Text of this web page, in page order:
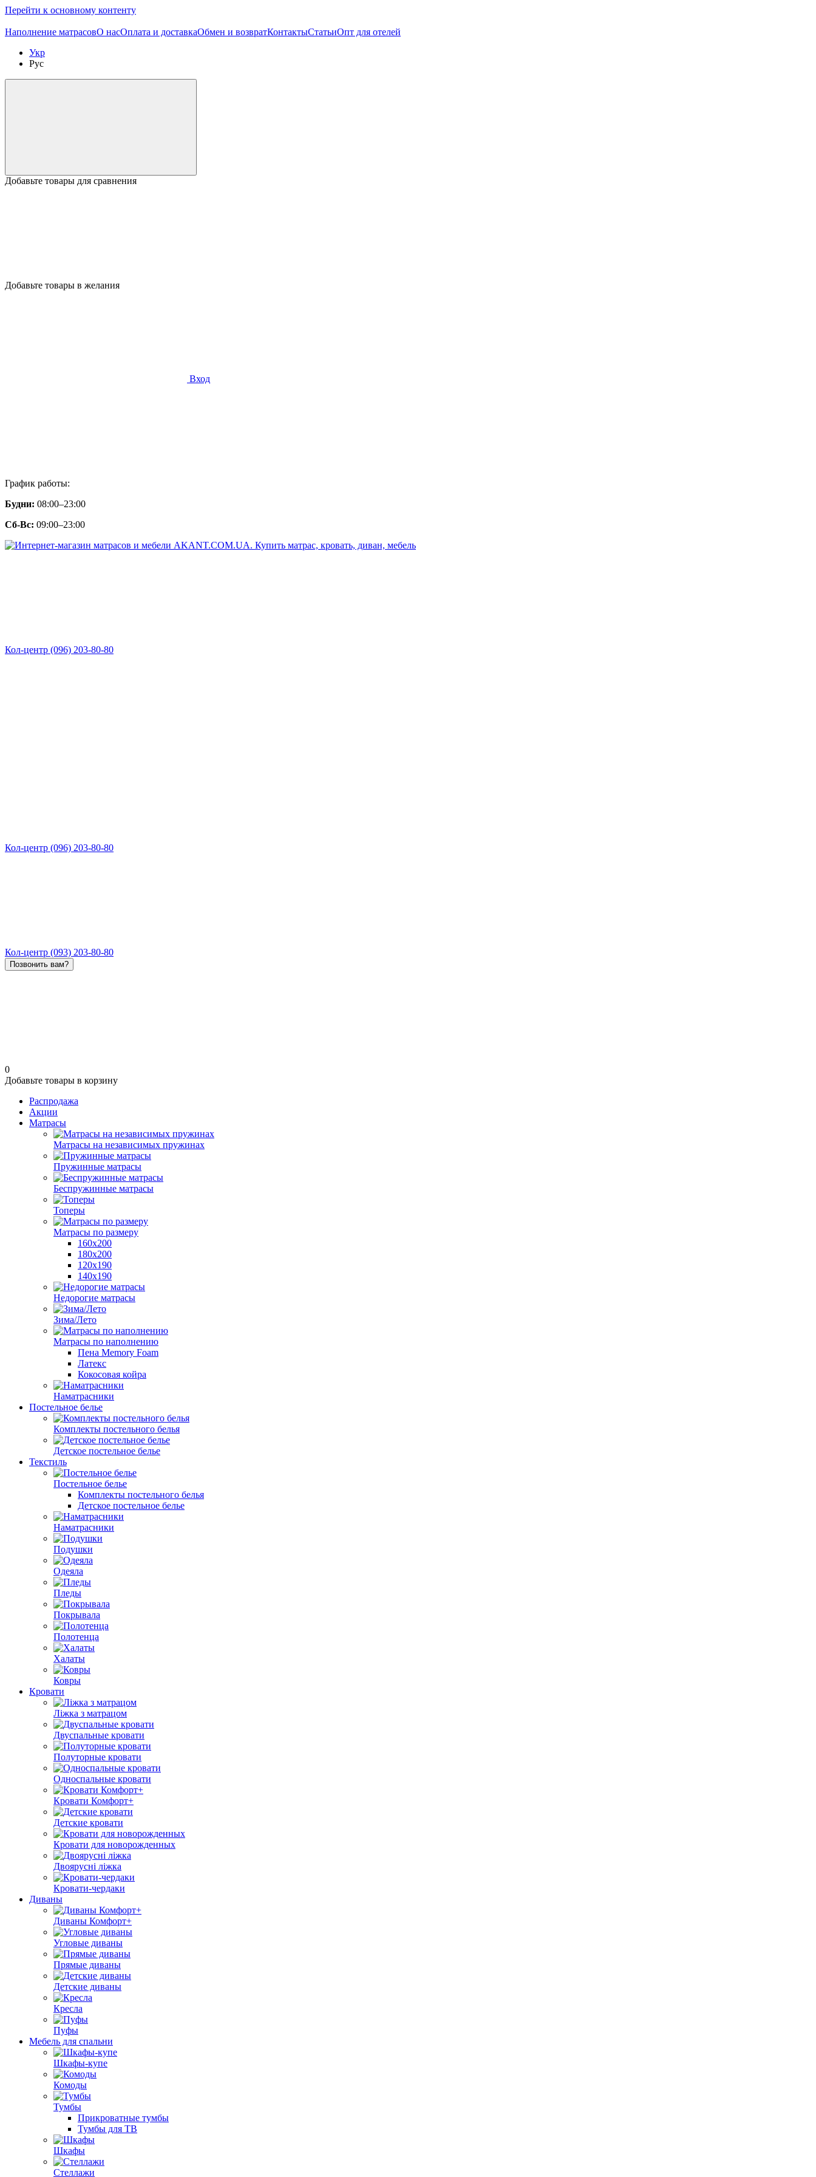
Перейти к основному контенту
Наполнение матрасовО насОплата и доставкаОбмен и возвратКонтактыСтатьиОпт для отелей
Укр
Рус
Добавьте товары для сравнения
Добавьте товары в желания
Вход
График работы:
Будни: 08:00–23:00
Сб-Вс: 09:00–23:00
Кол-центр (096) 203-80-80
Кол-центр (096) 203-80-80
Кол-центр (093) 203-80-80
Позвонить вам?
0
Добавьте товары в корзину
Распродажа
Акции
Матрасы
Матрасы на независимых пружинах
Пружинные матрасы
Беспружинные матрасы
Топеры
Матрасы по размеру
160х200
180х200
120х190
140х190
Недорогие матрасы
Зима/Лето
Матрасы по наполнению
Пена Memory Foam
Латекс
Кокосовая койра
Наматрасники
Постельное белье
Комплекты постельного белья
Детское постельное белье
Текстиль
Постельное белье
Комплекты постельного белья
Детское постельное белье
Наматрасники
Подушки
Одеяла
Пледы
Покрывала
Полотенца
Халаты
Ковры
Кровати
Ліжка з матрацом
Двуспальные кровати
Полуторные кровати
Односпальные кровати
Кровати Комфорт+
Детские кровати
Кровати для новорожденных
Двоярусні ліжка
Кровати-чердаки
Диваны
Диваны Комфорт+
Угловые диваны
Прямые диваны
Детские диваны
Кресла
Пуфы
Мебель для спальни
Шкафы-купе
Комоды
Тумбы
Прикроватные тумбы
Тумбы для ТВ
Шкафы
Стеллажи